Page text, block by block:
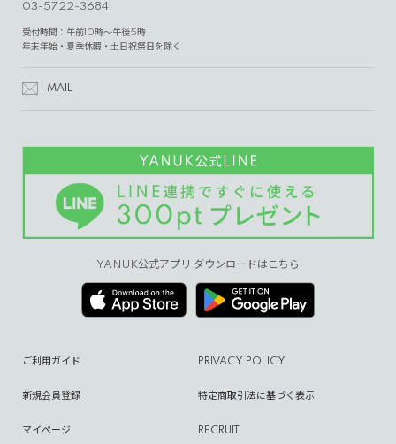
03-5722-3684
受付時間：午前10時～午後5時
年末年始・夏季休暇・土日祝祭日を除く
MAIL
YANUK公式アプリ ダウンロードはこちら
ご利用ガイド PRIVACY POLICY
新規会員登録 特定商取引法に基づく表示
マイページ RECRUIT